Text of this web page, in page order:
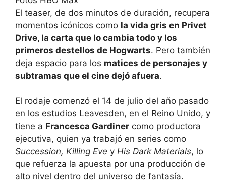
El teaser, de dos minutos de duración, recupera
momentos icónicos como la vida gris en Privet
Drive, la carta que lo cambia todo y los
primeros destellos de Hogwarts. Pero también
deja espacio para los matices de personajes y
subtramas que el cine dejó afuera.
El rodaje comenzó el 14 de julio del año pasado
en los estudios Leavesden, en el Reino Unido, y
tiene a Francesca Gardiner como productora
ejecutiva, quien ya trabajó en series como
Succession, Killing Eve y His Dark Materials, lo
que refuerza la apuesta por una producción de
alto nivel dentro del universo de fantasía.